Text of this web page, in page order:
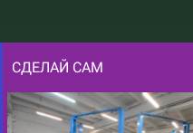
СДЕЛАЙ САМ